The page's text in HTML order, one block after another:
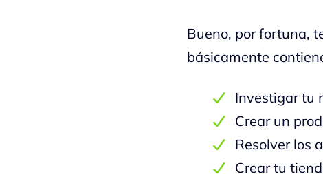
Bueno, por fortuna,
básicamente
Investigar tu
Crear un
Resolver los
Crear tu